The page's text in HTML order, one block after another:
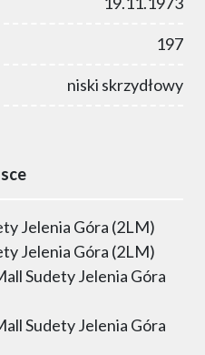
197
niski skrzydłowy
Jelenia Góra (2LM)
Jelenia Góra (2LM)
Sudety Jelenia Góra
Sudety Jelenia Góra